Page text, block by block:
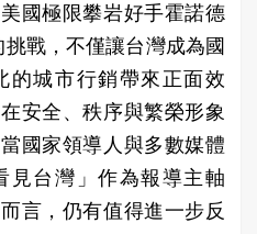
國極限攀岩好手霍諾德
戰，不僅讓台灣成為國
的城市行銷帶來正面效
安全、秩序與繁榮形象
國家領導人與多數媒體
見台灣」作為報導主軸
言，仍有值得進一步反